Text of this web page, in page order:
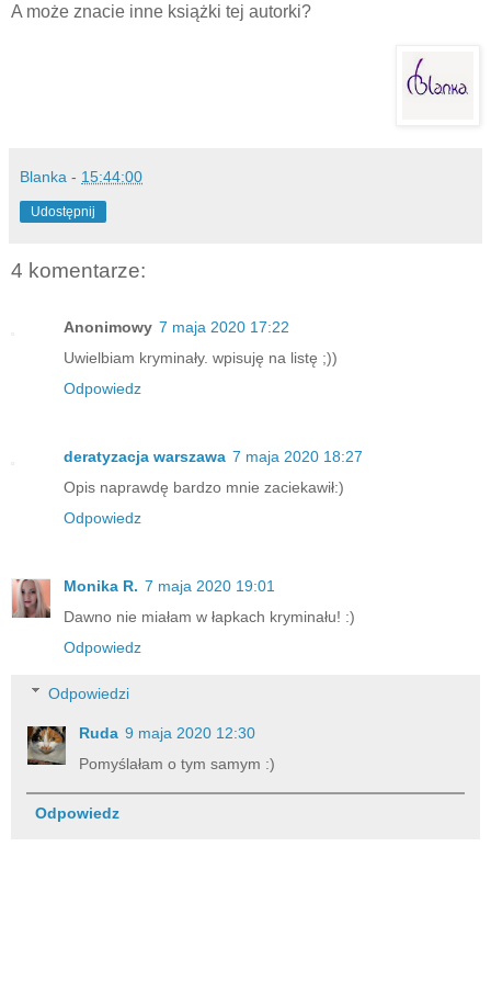
A może znacie inne książki tej autorki?
Blanka - 15:44:00
Udostępnij
4 komentarze:
Anonimowy 7 maja 2020 17:22
Uwielbiam kryminały. wpisuję na listę ;))
Odpowiedz
deratyzacja warszawa 7 maja 2020 18:27
Opis naprawdę bardzo mnie zaciekawił:)
Odpowiedz
Monika R. 7 maja 2020 19:01
Dawno nie miałam w łapkach kryminału! :)
Odpowiedz
Odpowiedzi
Ruda 9 maja 2020 12:30
Pomyślałam o tym samym :)
Odpowiedz